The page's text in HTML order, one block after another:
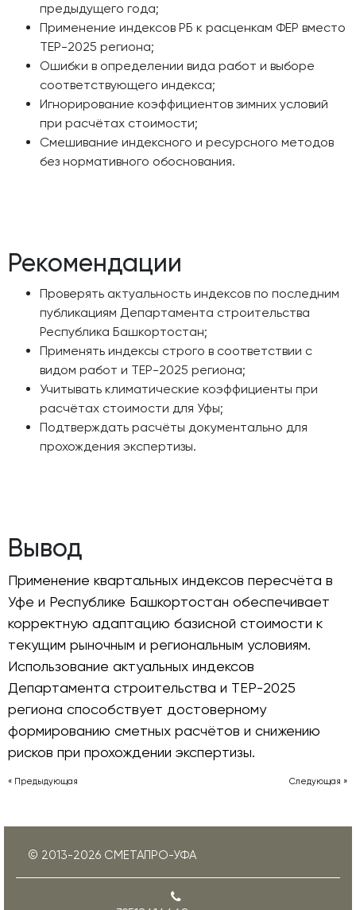
предыдущего года;
Применение индексов РБ к расценкам ФЕР вместо
ТЕР-2025 региона;
Ошибки в определении вида работ и выборе
соответствующего индекса;
Игнорирование коэффициентов зимних условий
при расчётах стоимости;
Смешивание индексного и ресурсного методов
без нормативного обоснования.
Рекомендации
Проверять актуальность индексов по последним
публикациям Департамента строительства
Республика Башкортостан;
Применять индексы строго в соответствии с
видом работ и ТЕР-2025 региона;
Учитывать климатические коэффициенты при
расчётах стоимости для Уфы;
Подтверждать расчёты документально для
прохождения экспертизы.
Вывод
Применение квартальных индексов пересчёта в
Уфе и Республике Башкортостан обеспечивает
корректную адаптацию базисной стоимости к
текущим рыночным и региональным условиям.
Использование актуальных индексов
Департамента строительства и ТЕР-2025
региона способствует достоверному
формированию сметных расчётов и снижению
рисков при прохождении экспертизы.
Следующая »
« Предыдующая
© 2013-2026 СМЕТАПРО-УФА